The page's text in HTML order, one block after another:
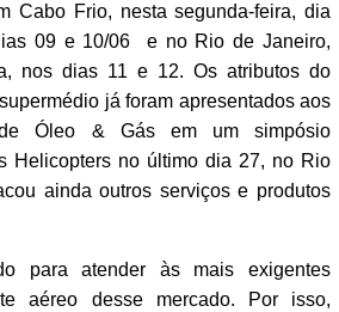
Cabo Frio, nesta segunda-feira, dia
09 e 10/06 e no Rio de Janeiro,
nos dias 11 e 12. Os atributos do
já foram apresentados aos
Óleo & Gás em um simpósio
Helicopters no último dia 27, no Rio
ainda outros serviços e produtos
para atender às mais exigentes
aéreo desse mercado. Por isso,